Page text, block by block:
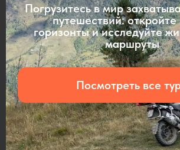
Погрузитесь в мир
путешествий:
горизонты и исследуйте
маршруты
Посмотреть все